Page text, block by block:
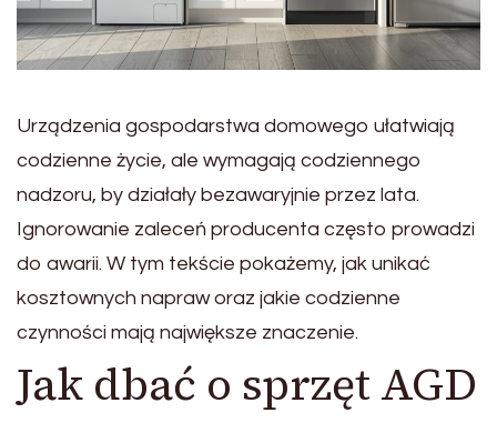
Urządzenia gospodarstwa domowego ułatwiają
codzienne życie, ale wymagają codziennego
nadzoru, by działały bezawaryjnie przez lata.
Ignorowanie zaleceń producenta często prowadzi
do awarii. W tym tekście pokażemy, jak unikać
kosztownych napraw oraz jakie codzienne
czynności mają największe znaczenie.
Jak dbać o sprzęt AGD